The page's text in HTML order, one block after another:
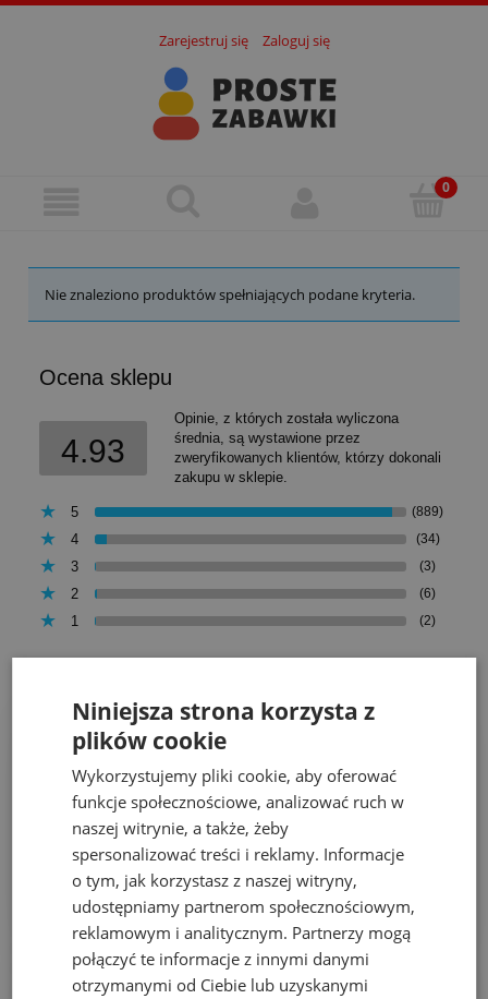
Zarejestruj się Zaloguj się
Nie znaleziono produktów spełniających podane kryteria.
Ocena sklepu
4.93
Opinie, z których została wyliczona
średnia, są wystawione przez
zweryfikowanych klientów, którzy dokonali
zakupu w sklepie.
5 (889)
4 (34)
3 (3)
2 (6)
1 (2)
Alicja
Opinia zweryfikowana
Ocena sklepu:
Ocena produktu:
Dodatkowy komentarz:
Produkt zgodny z opisem
Anna
Niniejsza strona korzysta z
plików cookie
Wykorzystujemy pliki cookie, aby oferować
funkcje społecznościowe, analizować ruch w
naszej witrynie, a także, żeby
spersonalizować treści i reklamy. Informacje
o tym, jak korzystasz z naszej witryny,
udostępniamy partnerom społecznościowym,
reklamowym i analitycznym. Partnerzy mogą
połączyć te informacje z innymi danymi
otrzymanymi od Ciebie lub uzyskanymi